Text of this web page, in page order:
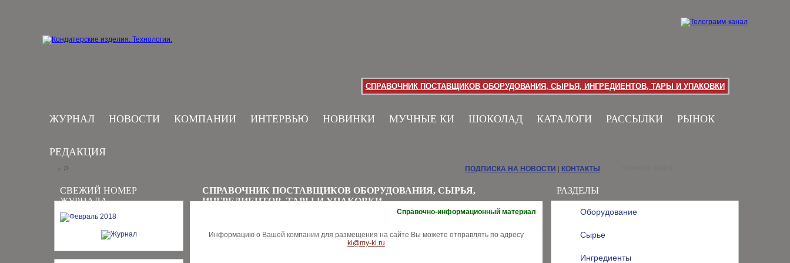
СПРАВОЧНИК ПОСТАВЩИКОВ ОБОРУДОВАНИЯ, СЫРЬЯ, ИНГРЕДИЕНТОВ, ТАРЫ И УПАКОВКИ
ЖУРНАЛ НОВОСТИ КОМПАНИИ ИНТЕРВЬЮ НОВИНКИ МУЧНЫЕ КИ ШОКОЛАД КАТАЛОГИ РАССЫЛКИ РЫНОК
РЕДАКЦИЯ
СВЕЖИЙ НОМЕР
ЖУРНАЛА
РАЗДЕЛЫ
Оборудование
Сырье
Ингредиенты
› P ПОДПИСКА НА НОВОСТИ КОНТАКТЫ
СПРАВОЧНИК ПОСТАВЩИКОВ ОБОРУДОВАНИЯ, СЫРЬЯ,
ИНГРЕДИЕНТОВ, ТАРЫ И УПАКОВКИ
Справочно-информационный материал
Информацию о Вашей компании для размещения на сайте Вы можете отправлять по адресу
ki@my-ki.ru